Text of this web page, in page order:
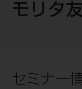
モリタ
セミナー